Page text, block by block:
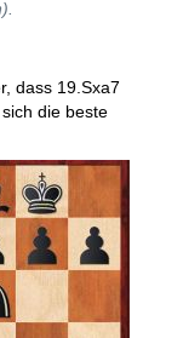
dass 19.Sxa7
die beste